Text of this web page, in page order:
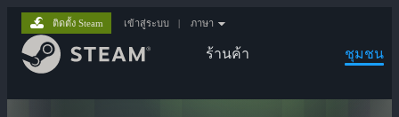
ร้านค้า ชุมชน
ติดตั้ง Steam เข้าสู่ระบบ | ภาษา